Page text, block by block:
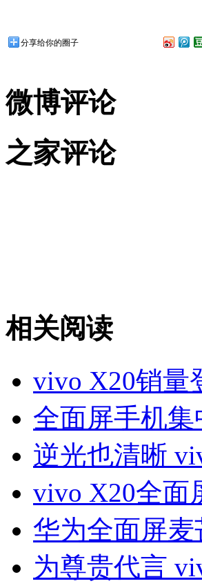
分享给你的圈子
微博评论
之家评论
相关阅读
vivo X20销量
全面屏手机
逆光也清晰
vivo X20全面
华为全面屏麦
为尊贵代言